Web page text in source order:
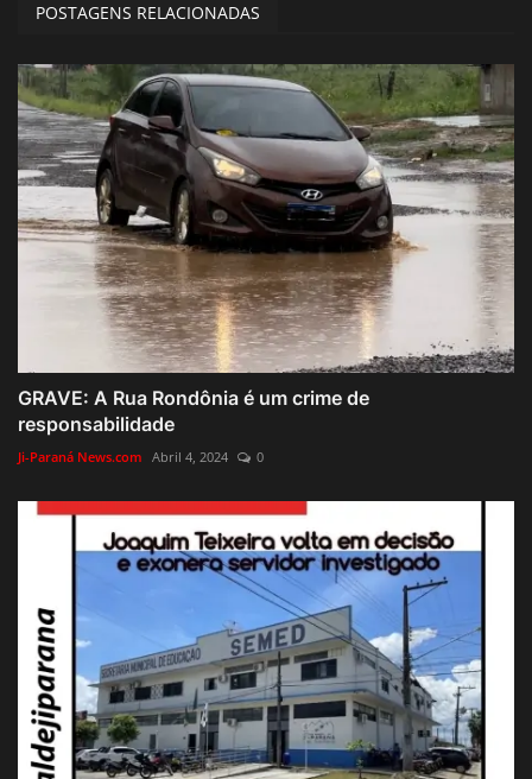
POSTAGENS RELACIONADAS
GRAVE: A Rua Rondônia é um crime de
responsabilidade
Ji-Paraná News.com Abril 4, 2024 0